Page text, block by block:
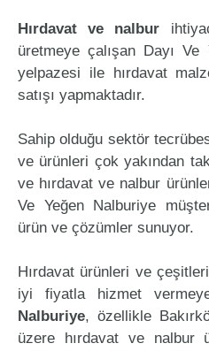
Hırdavat ve nalbur
üretmeye çalışan Dayı
yelpazesi ile hırdavat
satışı yapmaktadır.
Sahip olduğu sektör
ve ürünleri çok yakından
ve hırdavat ve nalbur
Ve Yeğen Nalburiye
ürün ve çözümler sunuyor.
Hırdavat ürünleri ve
iyi fiyatla hizmet
Nalburiye, özellikle
üzere hırdavat ve nalbur